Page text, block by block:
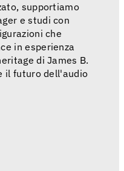
supportiamo
e studi con
che
in esperienza
di James B.
il futuro dell'audio